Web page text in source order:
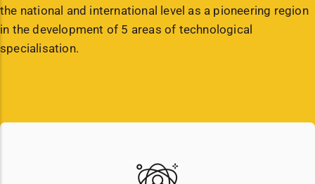
the national and international level as a pioneering region
in the development of 5 areas of technological
specialisation.